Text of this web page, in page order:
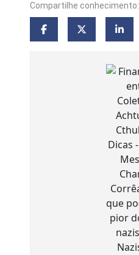
Compartilhe conhecimento: